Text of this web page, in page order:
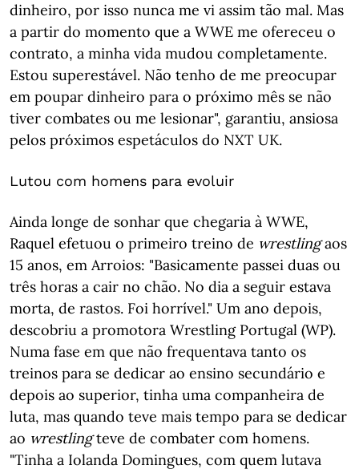
dinheiro, por isso nunca me vi assim tão mal. Mas
a partir do momento que a WWE me ofereceu o
contrato, a minha vida mudou completamente.
Estou superestável. Não tenho de me preocupar
em poupar dinheiro para o próximo mês se não
tiver combates ou me lesionar", garantiu, ansiosa
pelos próximos espetáculos do NXT UK.
Lutou com homens para evoluir
Ainda longe de sonhar que chegaria à WWE,
Raquel efetuou o primeiro treino de wrestlingaos
15 anos, em Arroios: "Basicamente passei duas ou
três horas a cair no chão. No dia a seguir estava
morta, de rastos. Foi horrível." Um ano depois,
descobriu a promotora Wrestling Portugal (WP).
Numa fase em que não frequentava tanto os
treinos para se dedicar ao ensino secundário e
depois ao superior, tinha uma companheira de
luta, mas quando teve mais tempo para se dedicar
ao wrestlingteve de combater com homens.
"Tinha a Iolanda Domingues, com quem lutava